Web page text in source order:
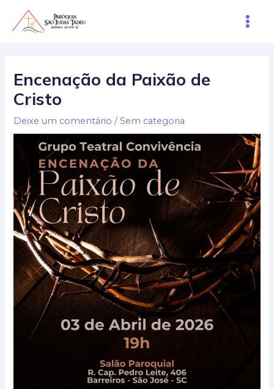
para
Main
Encenação da Paixão de
Cristo
Deixe um comentário /Sem categoria